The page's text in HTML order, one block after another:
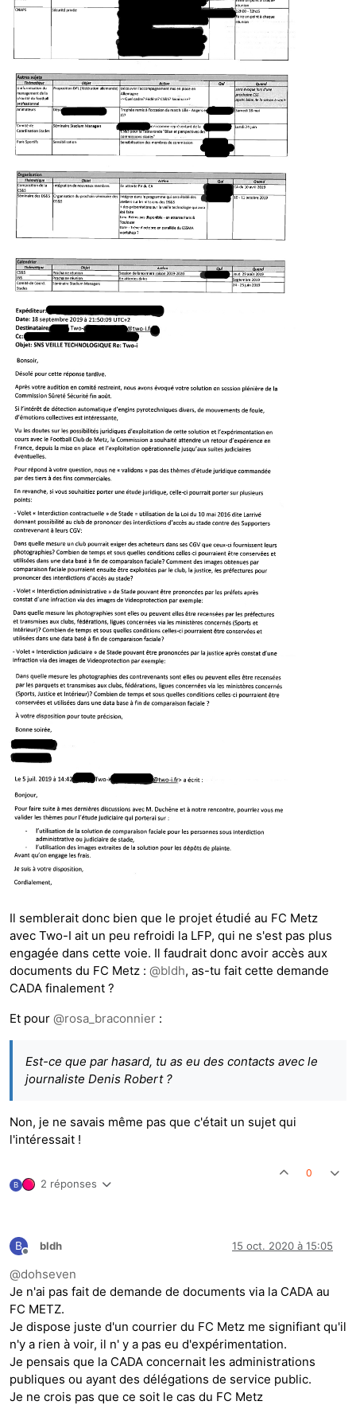
Il semblerait donc bien que le projet étudié au FC Metz
avec Two-I ait un peu refroidi la LFP, qui ne s'est pas plus
engagée dans cette voie. Il faudrait donc avoir accès aux
documents du FC Metz : @bldh, as-tu fait cette demande
CADA finalement ?
Et pour @rosa_braconnier :
Est-ce que par hasard, tu as eu des contacts avec le
journaliste Denis Robert ?
Non, je ne savais même pas que c'était un sujet qui
l'intéressait !
B 2 réponses
0
B
Hors-ligne
bldh 15 oct. 2020 à 15:05
@dohseven
Je n'ai pas fait de demande de documents via la CADA au
FC METZ.
Je dispose juste d'un courrier du FC Metz me signifiant qu'il
n'y a rien à voir, il n' y a pas eu d'expérimentation.
Je pensais que la CADA concernait les administrations
publiques ou ayant des délégations de service public.
Je ne crois pas que ce soit le cas du FC Metz